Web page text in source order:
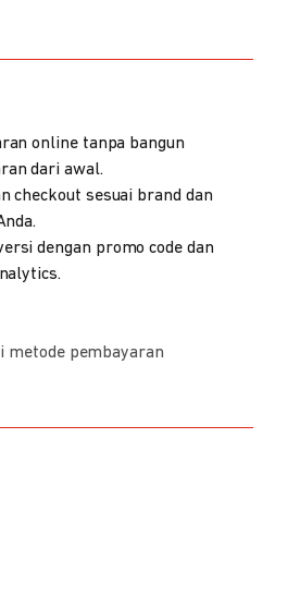
online tanpa bangun
dari awal.
checkout sesuai brand dan
dengan promo code dan
metode pembayaran